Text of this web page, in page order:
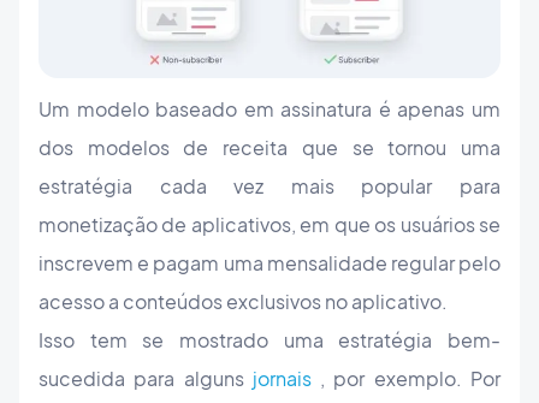
Um modelo baseado em assinatura é apenas um
dos modelos de receita que se tornou uma
estratégia cada vez mais popular para
monetização de aplicativos, em que os usuários se
inscrevem e pagam uma mensalidade regular pelo
acesso a conteúdos exclusivos no aplicativo.
Isso tem se mostrado uma estratégia bem-
sucedida para alguns jornais, por exemplo. Por